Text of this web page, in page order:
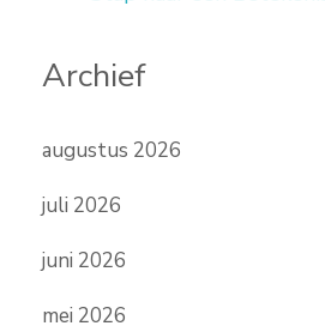
Archief
augustus 2026
juli 2026
juni 2026
mei 2026